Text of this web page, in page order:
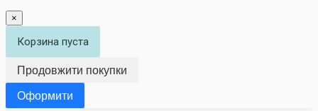
×
Корзина пуста
Продовжити покупки
Оформити